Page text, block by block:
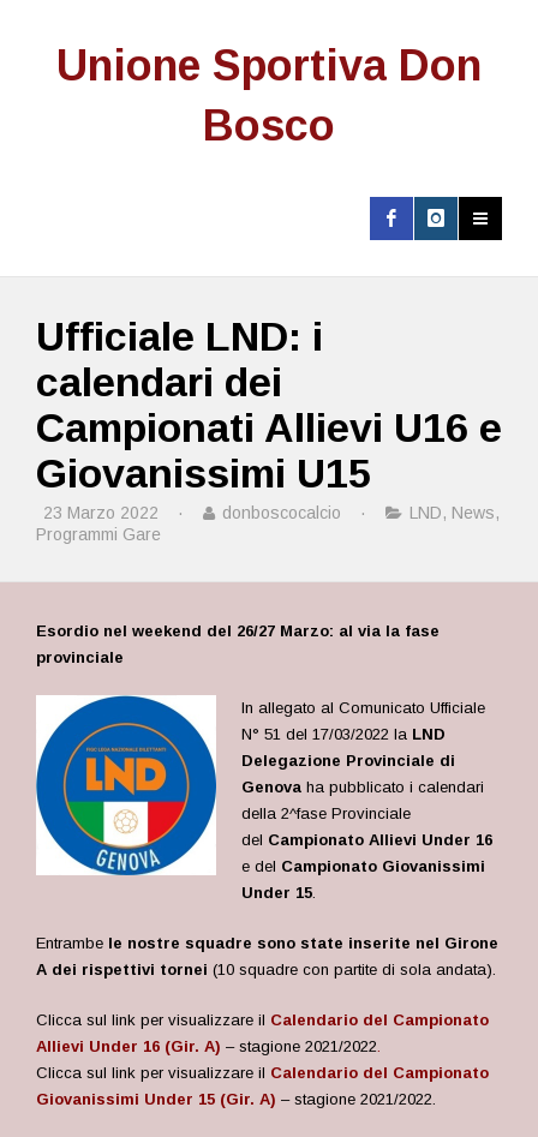
Unione Sportiva Don
Bosco
Ufficiale LND: i
calendari dei
Campionati Allievi U16 e
Giovanissimi U15
23 Marzo 2022 · donboscocalcio · LND, News,
Programmi Gare
Esordio nel weekend del 26/27 Marzo: al via la fase
provinciale
In allegato al Comunicato Ufficiale
N° 51 del 17/03/2022 la LND
Delegazione Provinciale di
Genovaha pubblicato i calendari
della 2^fase Provinciale
del Campionato Allievi Under 16
e del Campionato Giovanissimi
Under 15.
Entrambe le nostre squadre sono state inserite nel Girone
A dei rispettivi tornei (10 squadre con partite di sola andata).
Clicca sul link per visualizzare il Calendario del Campionato
Allievi Under 16 (Gir. A) – stagione 2021/2022.
Clicca sul link per visualizzare il Calendario del Campionato
Giovanissimi Under 15 (Gir. A) – stagione 2021/2022.